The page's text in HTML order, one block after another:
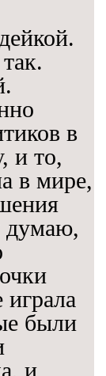
в
и то,
в мире,
думаю,
были
и